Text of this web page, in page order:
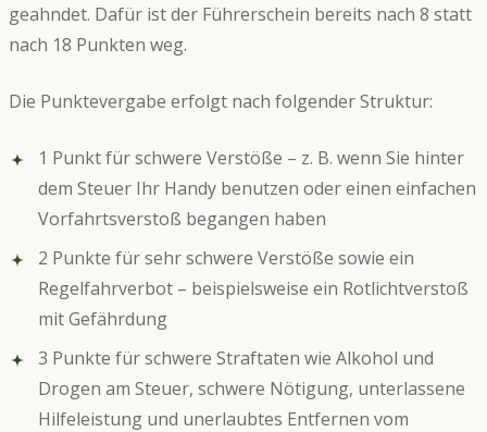
geahndet. Dafür ist der Führerschein bereits nach 8 statt
nach 18 Punkten weg.
Die Punktevergabe erfolgt nach folgender Struktur:
1 Punkt für schwere Verstöße – z. B. wenn Sie hinter
dem Steuer Ihr Handy benutzen oder einen einfachen
Vorfahrtsverstoß begangen haben
2 Punkte für sehr schwere Verstöße sowie ein
Regelfahrverbot – beispielsweise ein Rotlichtverstoß
mit Gefährdung
3 Punkte für schwere Straftaten wie Alkohol und
Drogen am Steuer, schwere Nötigung, unterlassene
Hilfeleistung und unerlaubtes Entfernen vom